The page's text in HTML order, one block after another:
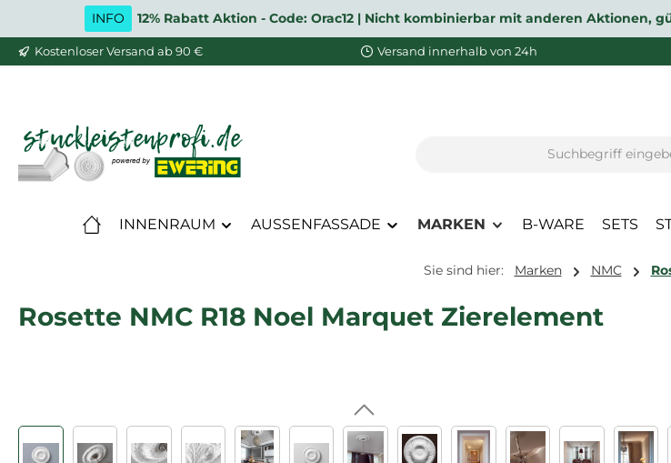
Hauptinhalt springen
Zur Suche springen
Zur Hauptnavigation springen
INFO 12% Rabatt Aktion - Code: Orac12 | Nicht kombinierbar mit anderen
Kostenloser Versand ab 90 € Versand innerhalb von 24h
INNENRAUM AUSSENFASSADE MARKEN B-WARE SETS
Sie sind hier: Marken NMC
Rosette NMC R18 Noel Marquet Zierelement
Bildergalerie überspringen